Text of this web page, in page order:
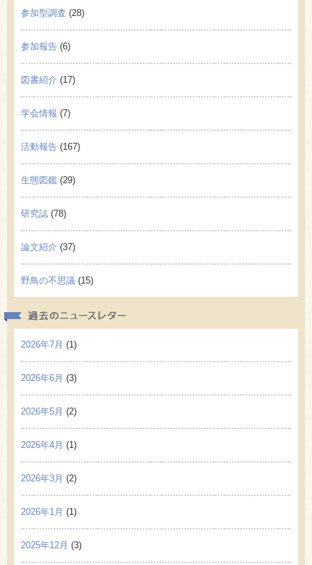
参加型調査 (28)
参加報告 (6)
図書紹介 (17)
学会情報 (7)
活動報告 (167)
生態図鑑 (29)
研究誌 (78)
論文紹介 (37)
野鳥の不思議 (15)
2026年7月 (1)
2026年6月 (3)
2026年5月 (2)
2026年4月 (1)
2026年3月 (2)
2026年1月 (1)
2025年12月 (3)